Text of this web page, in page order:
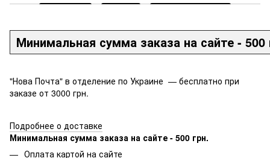
Минимальная сумма заказа на сайте - 500
"Нова Почта" в отделение по Украине — бесплатно при
заказе от 3000 грн.
Подробнее о доставке
Минимальная сумма заказа на сайте - 500 грн.
Оплата картой на сайте